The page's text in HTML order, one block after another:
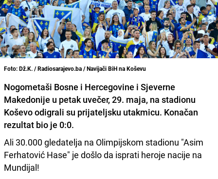
Foto: Dž.K. / Radiosarajevo.ba / Navijači BiH na Koševu
Nogometaši Bosne i Hercegovine i Sjeverne
Makedonije u petak uvečer, 29. maja, na stadionu
Koševo odigrali su prijateljsku utakmicu. Konačan
rezultat bio je 0:0.
Ali 30.000 gledatelja na Olimpijskom stadionu "Asim
Ferhatović Hase" je došlo da isprati heroje nacije na
Mundijal!